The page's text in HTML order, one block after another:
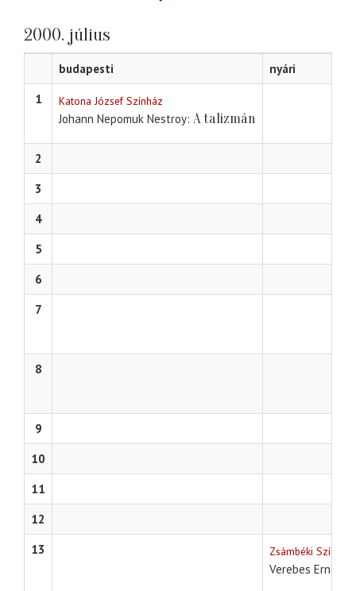
2000. július
budapesti
nyári
1
Katona József Színház
Johann Nepomuk Nestroy A talizmán
2
3
4
5
6
7
8
9
10
11
12
13
Zsámbéki
Verebes Ernő